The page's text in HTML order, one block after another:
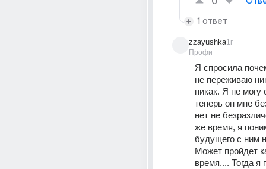
1 ответ
zzayushka
Профи
1г
Я спросила
не переживаю
никак. Я не могу
теперь он мне
нет не
же время, я
будущего с ним
Может пройдет
время.... Тогда я